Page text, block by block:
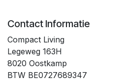
Contact Informatie
Compact Living
Legeweg 163H
8020 Oostkamp
BTW BE0727689347